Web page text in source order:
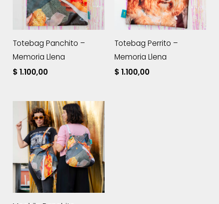
Totebag Panchito –
Memoria Llena
$ 1.100,00
Totebag Perrito –
Memoria Llena
$ 1.100,00